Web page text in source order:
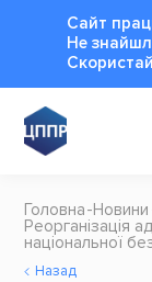
Сайт
Не
Головна Новини
Реорганізація
національної
Назад